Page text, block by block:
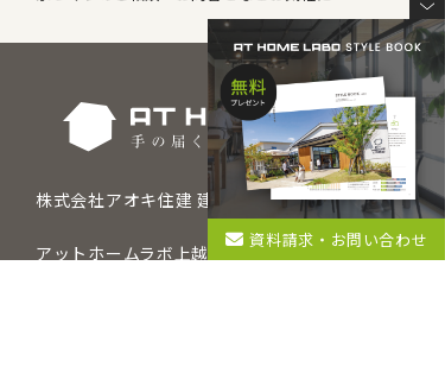
株式会社アオキ住建 建築部
アットホームラボ上越
資料請求・お問い合わせ